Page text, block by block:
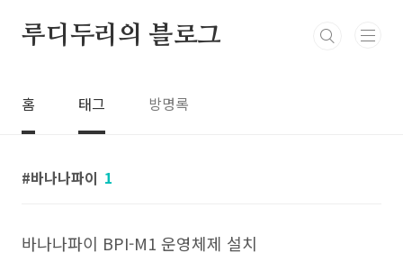
루디두리의 블로그
홈 태그 방명록
바나나파이 1
바나나파이 BPI-M1 운영체제 설치